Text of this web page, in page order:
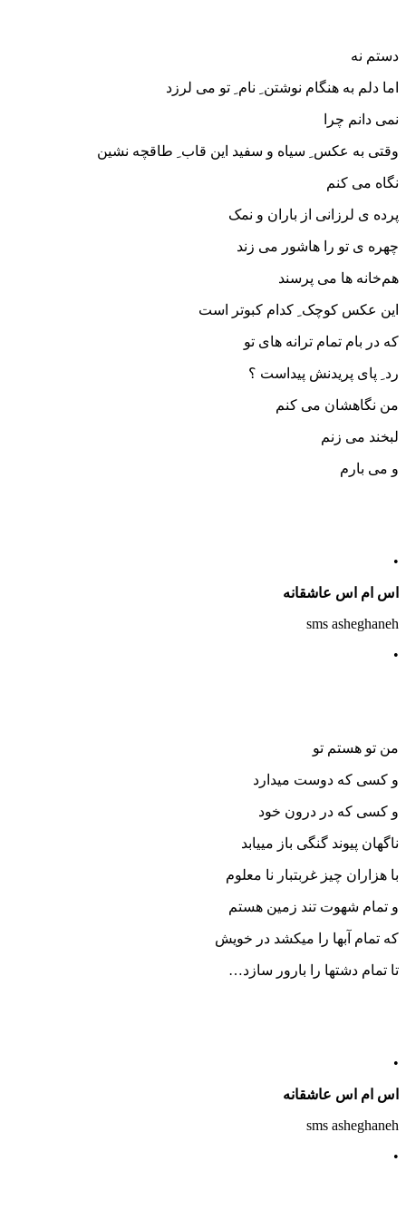
دستم نه
اما دلم به هنگام نوشتن ِ نام ِ تو می لرزد
نمی دانم چرا
وقتی به عکس ِ سیاه و سفید این قاب ِ طاقچه نشین
نگاه می کنم
پرده ی لرزانی از باران و نمک
چهره ی تو را هاشور می زند
هم‌خانه ها می پرسند
این عکس کوچک ِ کدام کبوتر است
که در بام تمام ترانه های تو
رد ِ پای پریدنش پیداست ؟
من نگاهشان می کنم
لبخند می زنم
و می بارم
•
اس ام اس عاشقانه
sms asheghaneh
•
من تو هستم تو
و کسی که دوست میدارد
و کسی که در درون خود
ناگهان پیوند گنگی باز مییابد
با هزاران چیز غربتبار نا معلوم
و تمام شهوت تند زمین هستم
که تمام آبها را میکشد در خویش
تا تمام دشتها را بارور سازد…
•
اس ام اس عاشقانه
sms asheghaneh
•